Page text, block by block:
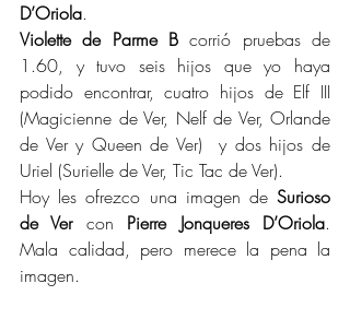
D’Oriola.
Violette de Parme B corrió pruebas de
1.60, y tuvo seis hijos que yo haya
podido encontrar, cuatro hijos de Elf III
(Magicienne de Ver, Nelf de Ver, Orlande
de Ver y Queen de Ver)  y dos hijos de
Uriel (Surielle de Ver, Tic Tac de Ver).
Hoy les ofrezco una imagen de Surioso
de Ver con Pierre Jonqueres D’Oriola.
Mala calidad, pero merece la pena la
imagen.